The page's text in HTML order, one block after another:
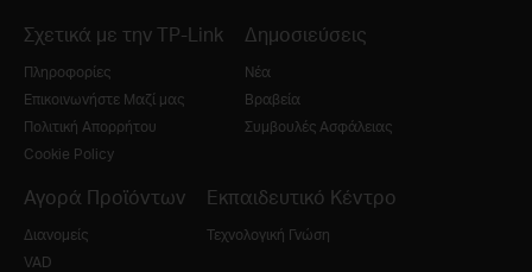
Σχετικά με την TP-Link
Πληροφορίες
Επικοινωνήστε Μαζί μας
Πολιτική Απορρήτου
Cookie Policy
Δημοσιεύσεις
Νέα
Βραβεία
Συμβουλές Ασφάλειας
Αγορά Προϊόντων
Διανομείς
VAD
Εκπαιδευτικό Κέντρο
Τεχνολογική Γνώση